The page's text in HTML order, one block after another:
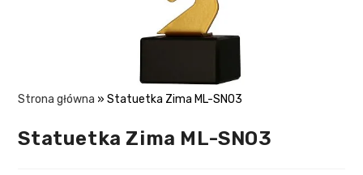
Strona główna »Statuetka Zima ML-SNO3
Statuetka Zima ML-SNO3